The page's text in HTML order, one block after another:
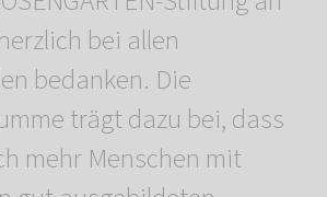
bei allen
bedanken. Die
trägt dazu bei, dass
mehr Menschen mit